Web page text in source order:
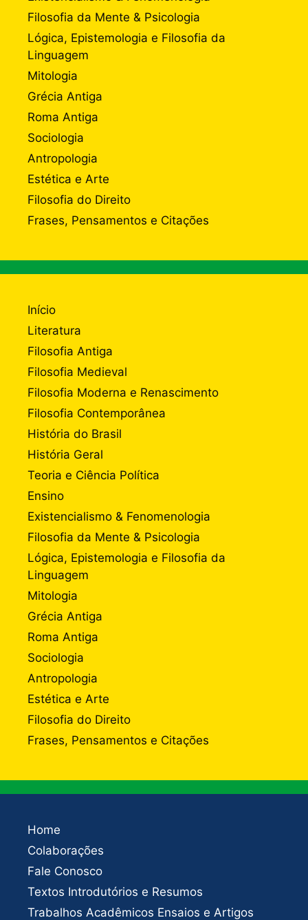
Filosofia da Mente & Psicologia
Lógica, Epistemologia e Filosofia da
Linguagem
Mitologia
Grécia Antiga
Roma Antiga
Sociologia
Antropologia
Estética e Arte
Filosofia do Direito
Frases, Pensamentos e Citações
Início
Literatura
Filosofia Antiga
Filosofia Medieval
Filosofia Moderna e Renascimento
Filosofia Contemporânea
História do Brasil
História Geral
Teoria e Ciência Política
Ensino
Existencialismo & Fenomenologia
Filosofia da Mente & Psicologia
Lógica, Epistemologia e Filosofia da
Linguagem
Mitologia
Grécia Antiga
Roma Antiga
Sociologia
Antropologia
Estética e Arte
Filosofia do Direito
Frases, Pensamentos e Citações
Home
Colaborações
Fale Conosco
Textos Introdutórios e Resumos
Trabalhos Acadêmicos Ensaios e Artigos